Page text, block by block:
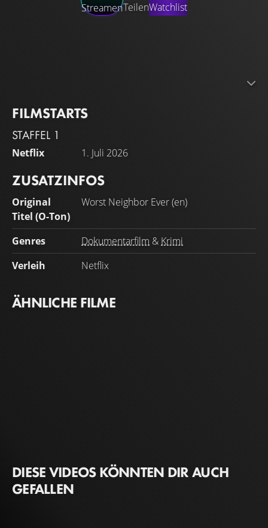
StreamenTeilenWatchlist
Belästigung, die schockierender sind als je zuvor. Anhand
Bodycam-Aufnahmen und animierten nachgestellten
Nachbarschaft“ Leute von nebenan gezeigt, die nicht nur
lästig sind – sondern tödlich.
FILMSTARTS
STAFFEL 1
Netflix 1. Juli 2026
ZUSATZINFOS
Original
Titel (O-Ton)
Worst Neighbor Ever (en)
Genres Dokumentarfilm & Krimi
Verleih
Netflix
ÄHNLICHE FILME
DIESE VIDEOS KÖNNTEN DIR AUCH
GEFALLEN